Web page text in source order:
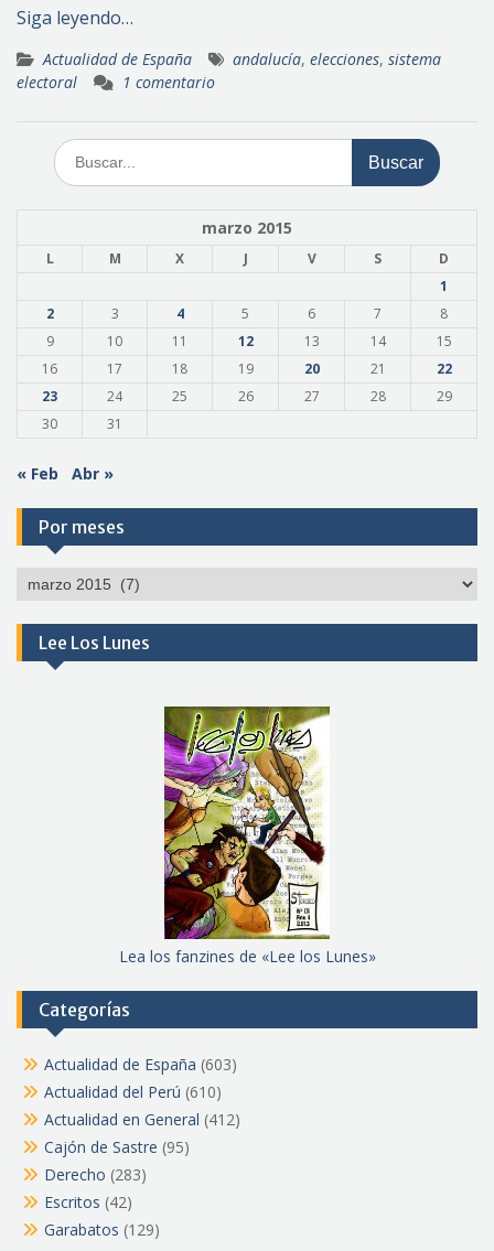
Siga leyendo…
Actualidad de España andalucía, elecciones, sistema
electoral
1 comentario
Buscar:
marzo 2015
L M X J V S
D
1
2
3 4 5 6 7
8
9
10 11 12 13 14
15
16
17 18 19 20 21
22
23
24 25 26 27 28
29
30
31
« Feb Abr »
Por meses
Por
Lee Los Lunes
Lea los fanzines de «Lee los Lunes»
Categorías
Actualidad de España (603)
Actualidad del Perú (610)
Actualidad en General (412)
Cajón de Sastre (95)
Derecho (283)
Escritos (42)
Garabatos (129)